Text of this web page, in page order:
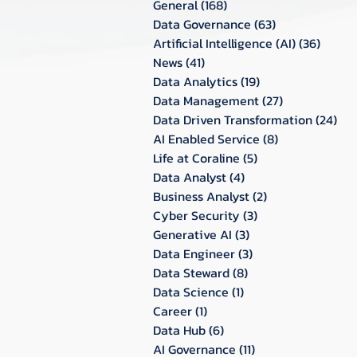
General(168)
Data Governance (63)
Artificial Intelligence (AI)(36)
News(41)
Data Analytics(19)
Data Management(27)
Data Driven Transformation(24)
AI Enabled Service (8)
Life at Coraline (5)
Data Analyst(4)
Business Analyst(2)
Cyber Security (3)
Generative AI (3)
Data Engineer(3)
Data Steward(8)
Data Science (1)
Career(1)
Data Hub(6)
AI Governance (11)